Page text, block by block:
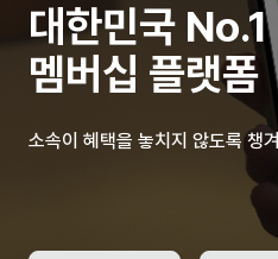
대한민국 No.1
멤버십 플랫폼
소속이 혜택을 놓치지 않도록 챙